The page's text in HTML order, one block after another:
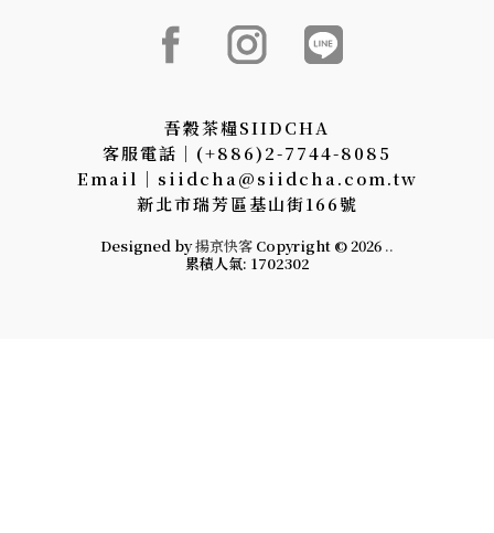
吾穀茶糧SIIDCHA
客服電話│(+886)2-7744-8085
Email│siidcha@siidcha.com.tw
新北市瑞芳區基山街166號
Designed by揚京快客 Copyright © 2026 ..
累積人氣: 1702302